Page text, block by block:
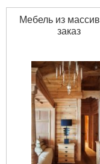
Мебель из
заказ